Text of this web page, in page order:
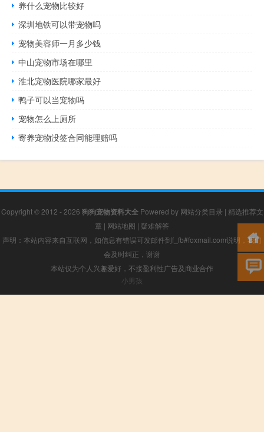
养什么宠物比较好
深圳地铁可以带宠物吗
宠物美容师一月多少钱
中山宠物市场在哪里
淮北宠物医院哪家最好
鸭子可以当宠物吗
宠物怎么上厕所
寄养宠物没签合同能理赔吗
Copyright © 2012 - 2026 狗狗宠物资料大全Powered by 网站分类目录 | 精选推荐文
章 | 网站地图 | 疑难解答
声明：本站内容来自互联网，如信息有错误可发邮件到f_fb#foxmail.com说明，我们
会及时纠正，谢谢
本站仅为个人兴趣爱好，不接盈利性广告及商业合作
小男孩